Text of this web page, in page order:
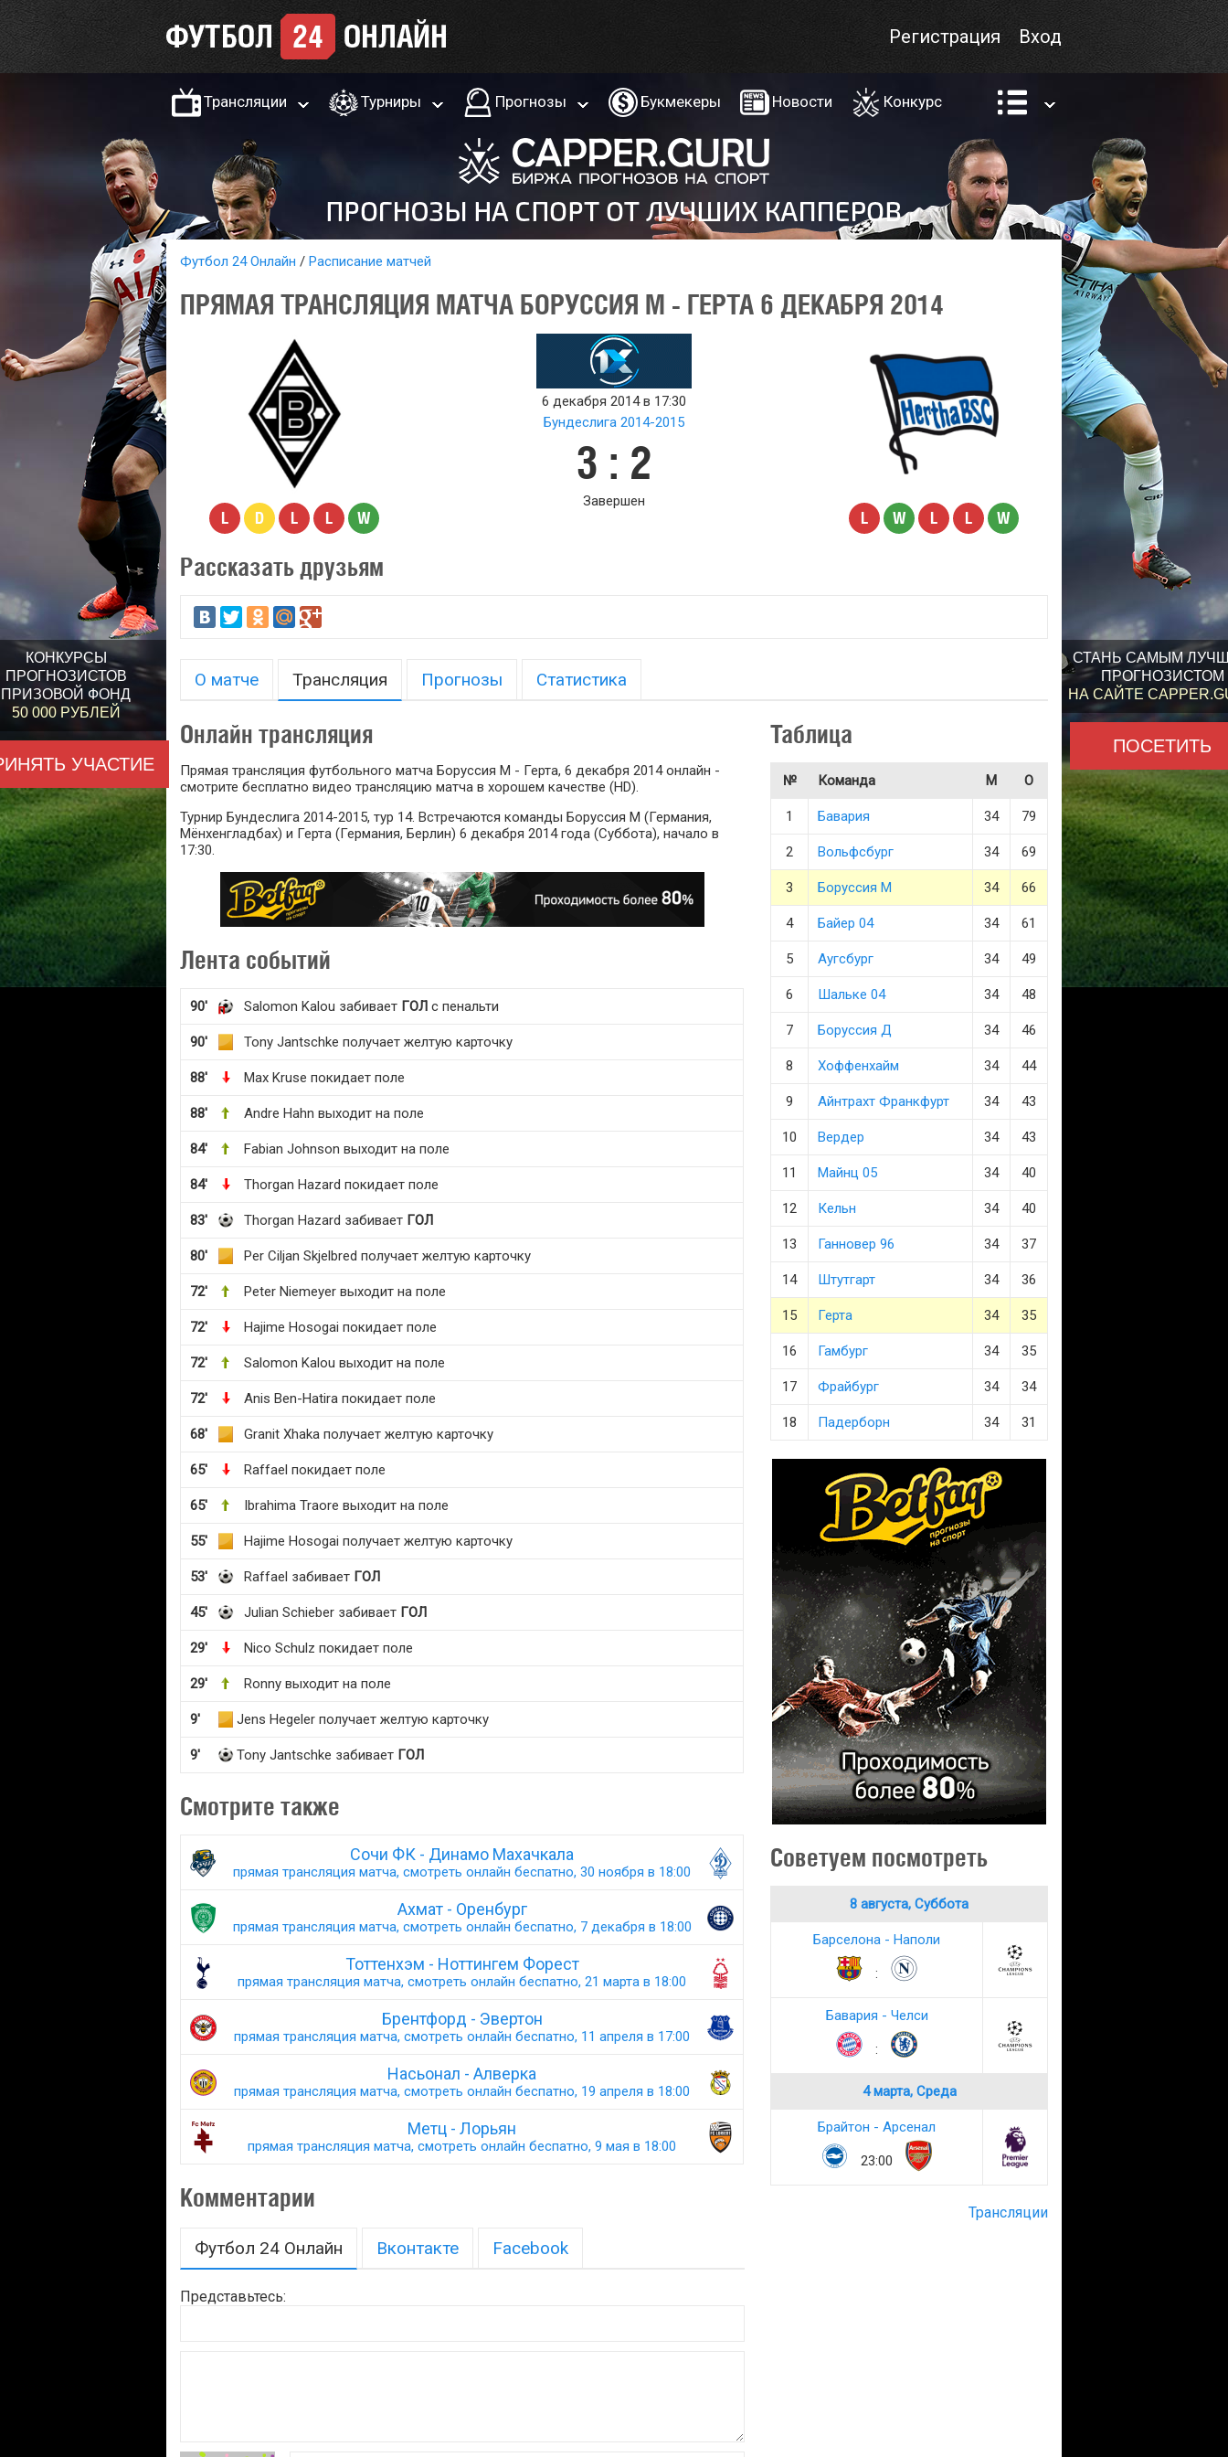
КОНКУРСЫ
ПРОГНОЗИСТОВ
ПРИЗОВОЙ ФОНД
50 000 РУБЛЕЙ
УЧАСТИЕ
СТАНЬ САМЫМ
ПРОГНОЗИСТОМ
НА САЙТЕ
ПОСЕТИТЬ
Вход
Регистрация
Трансляции Турниры Прогнозы Букмекеры Новости Конкурс
Футбол 24 Онлайн Расписание матчей
ПРЯМАЯ ТРАНСЛЯЦИЯ МАТЧА БОРУССИЯ М - ГЕРТА 6 ДЕКАБРЯ 2014
L D L L W
6 декабря 2014 в 17:30
Бундеслига 2014-2015
3 : 2
Завершен
L W L L W
Рассказать друзьям
О матче Трансляция Прогнозы Статистика
Онлайн трансляция
Прямая трансляция футбольного матча Боруссия М - Герта, 6 декабря 2014 онлайн -
смотрите бесплатно видео трансляцию матча в хорошем качестве (HD).
Турнир Бундеслига 2014-2015, тур 14. Встречаются команды Боруссия М (Германия,
Мёнхенгладбах) и Герта (Германия, Берлин) 6 декабря 2014 года (Суббота), начало в
17:30.
Лента событий
90' Salomon Kalou забивает ГОЛ с пенальти
90' Tony Jantschke получает желтую карточку
88' Max Kruse покидает поле
88' Andre Hahn выходит на поле
84' Fabian Johnson выходит на поле
84' Thorgan Hazard покидает поле
83' Thorgan Hazard забивает ГОЛ
80' Per Ciljan Skjelbred получает желтую карточку
72' Peter Niemeyer выходит на поле
72' Hajime Hosogai покидает поле
72' Salomon Kalou выходит на поле
72' Anis Ben-Hatira покидает поле
68' Granit Xhaka получает желтую карточку
65' Raffael покидает поле
65' Ibrahima Traore выходит на поле
55' Hajime Hosogai получает желтую карточку
53' Raffael забивает ГОЛ
45' Julian Schieber забивает ГОЛ
29' Nico Schulz покидает поле
29' Ronny выходит на поле
9' Jens Hegeler получает желтую карточку
9' Tony Jantschke забивает ГОЛ
Смотрите также
Сочи ФК - Динамо Махачкала
прямая трансляция матча, смотреть онлайн беспатно, 30 ноября в 18:00
Ахмат - Оренбург
прямая трансляция матча, смотреть онлайн беспатно, 7 декабря в 18:00
Тоттенхэм - Ноттингем Форест
прямая трансляция матча, смотреть онлайн беспатно, 21 марта в 18:00
Брентфорд - Эвертон
прямая трансляция матча, смотреть онлайн беспатно, 11 апреля в 17:00
Насьонал - Алверка
прямая трансляция матча, смотреть онлайн беспатно, 19 апреля в 18:00
Метц - Лорьян
прямая трансляция матча, смотреть онлайн беспатно, 9 мая в 18:00
Комментарии
Футбол 24 Онлайн Вконтакте Facebook
Представьтесь:
Таблица
№ Команда М О
1 Бавария 34 79
2 Вольфсбург 34 69
3 Боруссия М 34 66
4 Байер 04 34 61
5 Аугсбург 34 49
6 Шальке 04 34 48
7 Боруссия Д 34 46
8 Хоффенхайм 34 44
9 Айнтрахт Франкфурт 34 43
10 Вердер 34 43
11 Майнц 05 34 40
12 Кельн 34 40
13 Ганновер 96 34 37
14 Штутгарт 34 36
15 Герта 34 35
16 Гамбург 34 35
17 Фрайбург 34 34
18 Падерборн 34 31
Советуем посмотреть
8 августа, Суббота
Барселона - Наполи
:
Бавария - Челси
:
4 марта, Среда
Брайтон - Арсенал
23:00
Трансляции